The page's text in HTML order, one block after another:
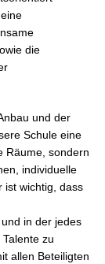
die
und der
Schule eine
Räume, sondern
individuelle
ist wichtig, dass
in der jedes
zu
allen Beteiligten